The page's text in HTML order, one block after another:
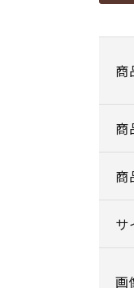
商
商
商
サ
画